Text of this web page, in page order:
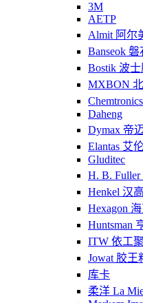
3M
AETP
Almit 阿尔
Banseok 磐
Bostik 波
MXBON
Daheng
Dymax 帝
Elantas 艾
Gluditec
H. B. Fuller
Henkel 汉高
Hexagon
Huntsman
ITW 依工
Jowat 胶王
库卡
柔洋 La